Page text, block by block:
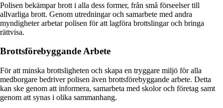
Polisen bekämpar brott i alla dess former, från små förseelser till
allvarliga brott. Genom utredningar och samarbete med andra
myndigheter arbetar polisen för att lagföra brottslingar och bringa
rättvisa.
Brottsförebyggande Arbete
För att minska brottsligheten och skapa en tryggare miljö för alla
medborgare bedriver polisen även brottsförebyggande arbete. Detta
kan ske genom att informera, samarbeta med skolor och företag samt
genom att synas i olika sammanhang.